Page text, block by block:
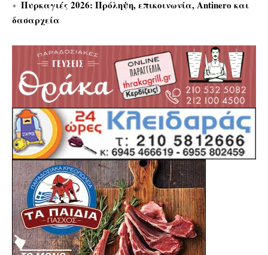
Πυρκαγιές 2026: Πρόληψη, επικοινωνία, Antinero και
δασαρχεία